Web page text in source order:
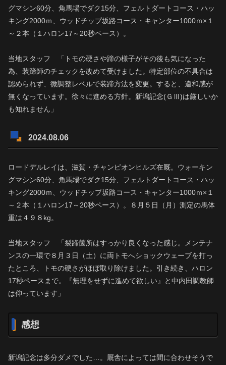
グマシン60分、角馬場でダク15分、フェルトダートコース・ハッ
キング2000ｍ、ウッドチップ坂路コース・キャンター1000ｍ×１
～２本（１ハロン17～20秒ペース）。
当地スタッフ 「トモの硬さや蹄の様子がその後も気になった
為、装蹄師のチェックを改めて受けました。特定部位の不具合は
認められず、微調整レベルで装蹄方法を変更。すると、違和感が
無くなっています。徐々に進める方針。新潟記念(ＧⅢ)は厳しいか
も知れません」
2024.08.06
ロードデルレイは、滋賀・チャンピオンヒルズ在厩。ウォーキン
グマシン60分、角馬場でダク15分、フェルトダートコース・ハッ
キング2000ｍ、ウッドチップ坂路コース・キャンター1000ｍ×１
～２本（１ハロン17～20秒ペース）。８月５日（月）測定の馬体
重は４９８kg。
当地スタッフ 「裂蹄箇所はすっかり良くなった感じ。メンテナ
ンスの一環で８月３日（土）に両トモへショックウェーブを打っ
たところ、トモの硬さがほぼ取り除けました。引き続き、ハロン
17秒ペースまで。『無理をせずに進めて欲しい』と中内田調教師
は仰っています」
感想
新潟記念は多分ダメでした…。厩舎によっては間に合わせそうで